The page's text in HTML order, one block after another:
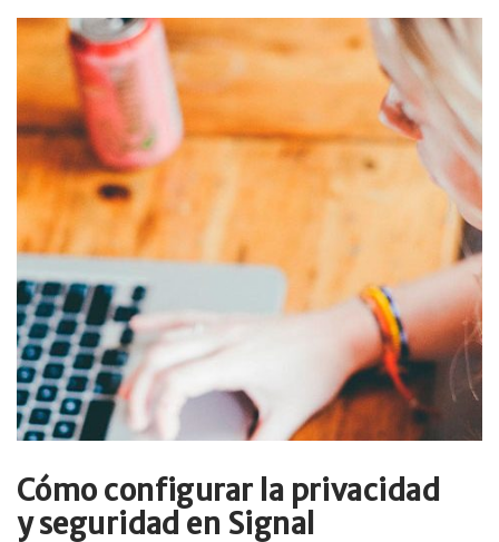
Cómo configurar la privacidad
y seguridad en Signal